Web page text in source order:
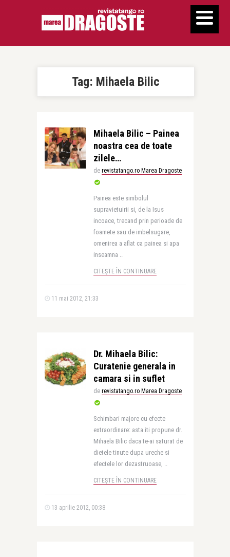
Tag: Mihaela Bilic
Mihaela Bilic – Painea
noastra cea de toate
zilele…
de revistatango.ro Marea Dragoste
Painea este simbolul
supravietuirii si, de la Isus
incoace, trecand prin perioade de
foamete sau de imbelsugare,
omenirea a aflat ca painea si apa
inseamna ..
CITEȘTE ÎN CONTINUARE
11 mai 2012, 21:33
Dr. Mihaela Bilic:
Curatenie generala in
camara si in suflet
de revistatango.ro Marea Dragoste
Schimbari majore cu efecte
extraordinare: asta iti propune dr.
Mihaela Bilic daca te-ai saturat de
dietele tinute dupa ureche si
efectele lor dezastruoase, ..
CITEȘTE ÎN CONTINUARE
13 aprilie 2012, 00:38